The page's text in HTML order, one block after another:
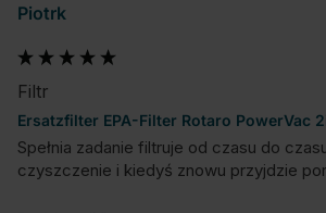
Piotrk
Filtr
Ersatzfilter EPA-Filter Rotaro PowerVac
Spełnia zadanie filtruje od czasu do
czyszczenie i kiedyś znowu przyjdzie